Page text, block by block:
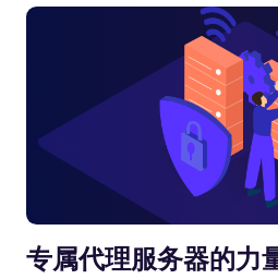
专属代理服务器的力